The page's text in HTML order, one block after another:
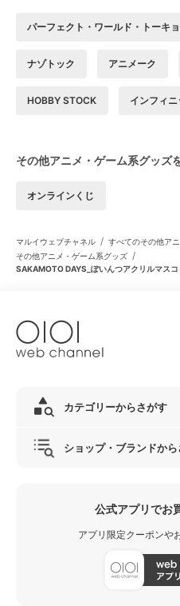
パーフェクト・ワールド・トーキ
ナゾトック アニメーク
HOBBY STOCK インフィニ
その他アニメ・ゲーム系グッズ
オンラインくじ
マルイウェブチャネル / すべてのその他ア
その他アニメ・ゲーム系グッズ /
SAKAMOTO DAYS_ぽいんつアクリルマスコ
カテゴリーからさがす
ショップ・ブランドか
公式アプリでお
アプリ限定クーポンや